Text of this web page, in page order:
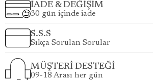
İADE & DEĞİŞİM
30 gün içinde iade
S.S.S
Sıkça Sorulan Sorular
MÜŞTERİ DESTEĞİ
09-18 Arası her gün